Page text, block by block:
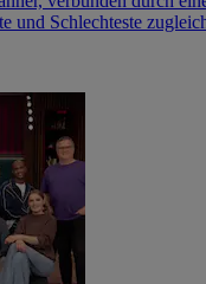
und Schlechteste